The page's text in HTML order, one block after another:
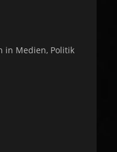
in Medien, Politik